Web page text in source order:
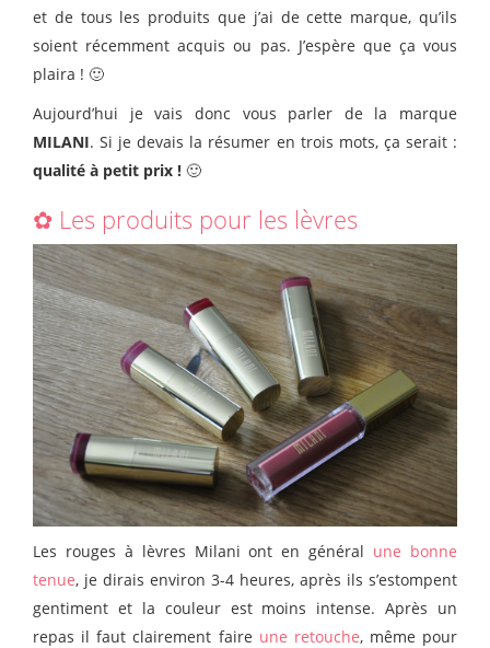
et de tous les produits que j’ai de cette marque, qu’ils
soient récemment acquis ou pas. J’espère que ça vous
plaira ! 🙂
Aujourd’hui je vais donc vous parler de la marque
MILANI. Si je devais la résumer en trois mots, ça serait :
qualité à petit prix ! 🙂
✿ Les produits pour les lèvres
Les rouges à lèvres Milani ont en général une bonne
tenue, je dirais environ 3-4 heures, après ils s’estompent
gentiment et la couleur est moins intense. Après un
repas il faut clairement faire une retouche, même pour